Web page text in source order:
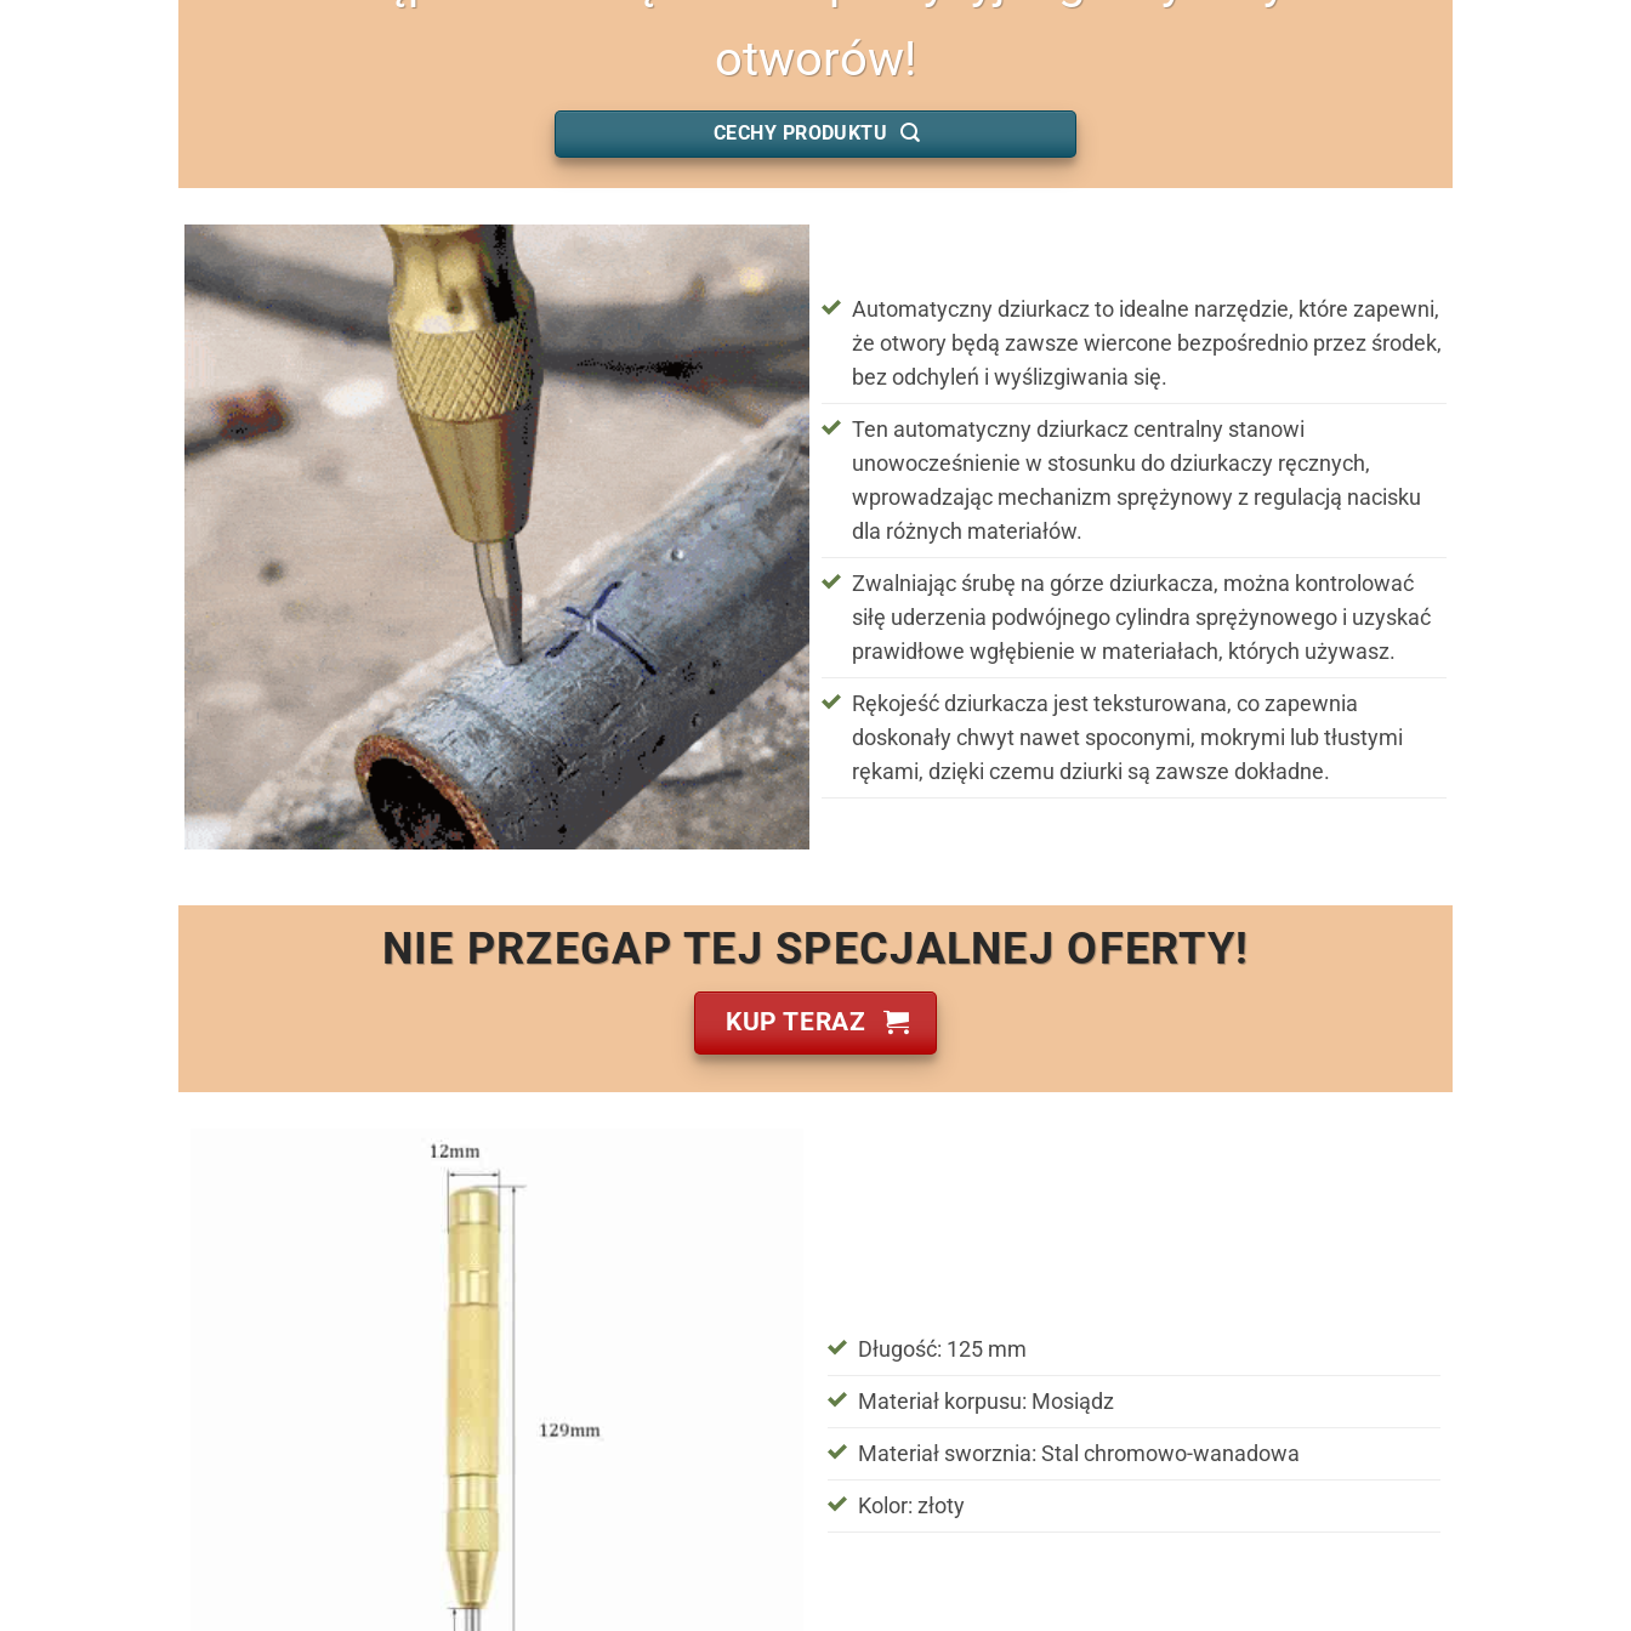
otworów!
CECHY PRODUKTU
Automatyczny dziurkacz to idealne narzędzie, które zapewni,
że otwory będą zawsze wiercone bezpośrednio przez środek,
bez odchyleń i wyślizgiwania się.
Ten automatyczny dziurkacz centralny stanowi
unowocześnienie w stosunku do dziurkaczy ręcznych,
wprowadzając mechanizm sprężynowy z regulacją nacisku
dla różnych materiałów.
Zwalniając śrubę na górze dziurkacza, można kontrolować
siłę uderzenia podwójnego cylindra sprężynowego i uzyskać
prawidłowe wgłębienie w materiałach, których używasz.
Rękojeść dziurkacza jest teksturowana, co zapewnia
doskonały chwyt nawet spoconymi, mokrymi lub tłustymi
rękami, dzięki czemu dziurki są zawsze dokładne.
NIE PRZEGAP TEJ SPECJALNEJ OFERTY!
KUP TERAZ
Długość: 125 mm
Materiał korpusu: Mosiądz
Materiał sworznia: Stal chromowo-wanadowa
Kolor: złoty